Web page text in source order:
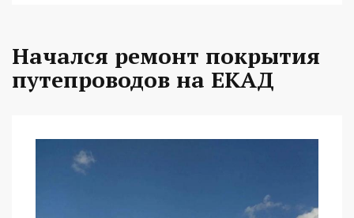
Начался ремонт покрытия
путепроводов на ЕКАД